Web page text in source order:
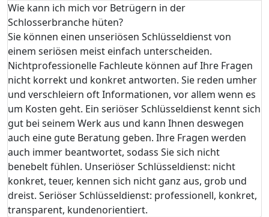
Wie kann ich mich vor Betrügern in der
Schlosserbranche hüten?
Sie können einen unseriösen Schlüsseldienst von
einem seriösen meist einfach unterscheiden.
Nichtprofessionelle Fachleute können auf Ihre Fragen
nicht korrekt und konkret antworten. Sie reden umher
und verschleiern oft Informationen, vor allem wenn es
um Kosten geht. Ein seriöser Schlüsseldienst kennt sich
gut bei seinem Werk aus und kann Ihnen deswegen
auch eine gute Beratung geben. Ihre Fragen werden
auch immer beantwortet, sodass Sie sich nicht
benebelt fühlen. Unseriöser Schlüsseldienst: nicht
konkret, teuer, kennen sich nicht ganz aus, grob und
dreist. Seriöser Schlüsseldienst: professionell, konkret,
transparent, kundenorientiert.